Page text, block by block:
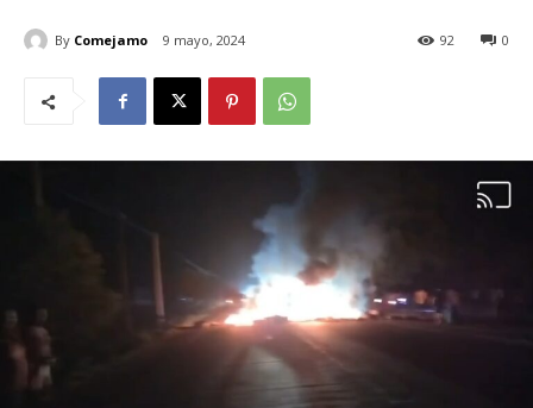
By Comejamo 9 mayo, 2024 0
92